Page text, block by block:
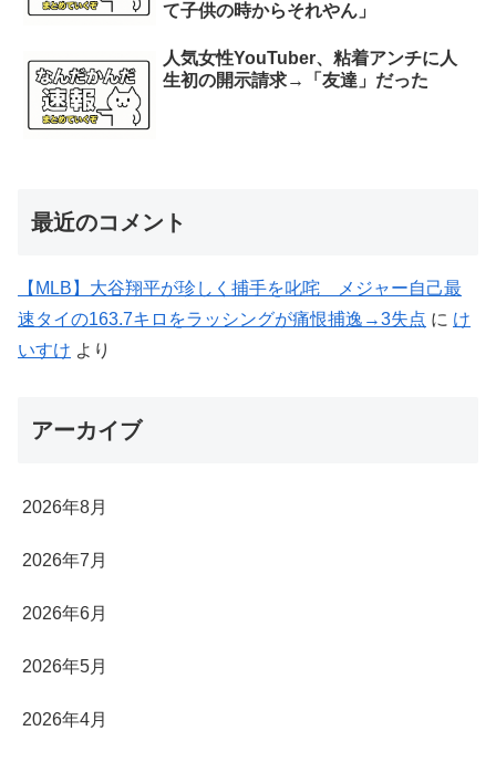
て子供の時からそれやん」
人気女性YouTuber、粘着アンチに人
生初の開示請求→「友達」だった
最近のコメント
【MLB】大谷翔平が珍しく捕手を叱咤 メジャー自己最
速タイの163.7キロをラッシングが痛恨捕逸→3失点 に け
いすけ より
アーカイブ
2026年8月
2026年7月
2026年6月
2026年5月
2026年4月